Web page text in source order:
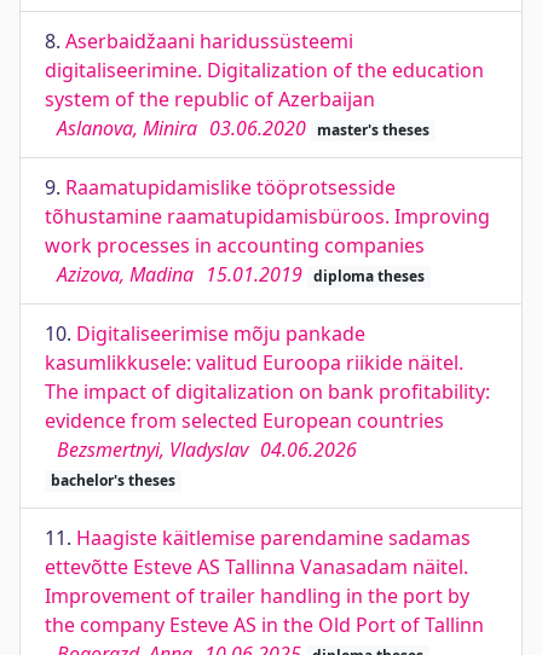
8. Aserbaidžaani haridussüsteemi
digitaliseerimine. Digitalization of the education
system of the republic of Azerbaijan
Aslanova, Minira 03.06.2020 master's theses
9. Raamatupidamislike tööprotsesside
tõhustamine raamatupidamisbüroos. Improving
work processes in accounting companies
Azizova, Madina 15.01.2019 diploma theses
10. Digitaliseerimise mõju pankade
kasumlikkusele: valitud Euroopa riikide näitel.
The impact of digitalization on bank profitability:
evidence from selected European countries
Bezsmertnyi, Vladyslav 04.06.2026
bachelor's theses
11. Haagiste käitlemise parendamine sadamas
ettevõtte Esteve AS Tallinna Vanasadam näitel.
Improvement of trailer handling in the port by
the company Esteve AS in the Old Port of Tallinn